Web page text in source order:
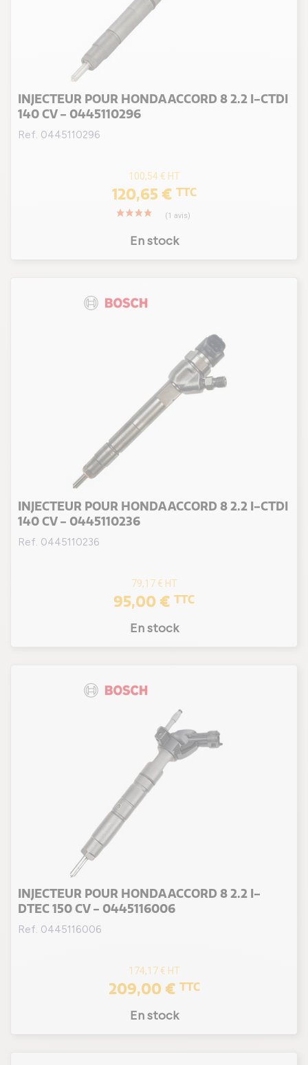
INJECTEUR POUR HONDA ACCORD 8 2.2 I-CTDI
140 CV - 0445110296
Ref. 0445110296
100,54 € HT
120,65 € TTC
En stock
INJECTEUR POUR HONDA ACCORD 8 2.2 I-CTDI
140 CV - 0445110236
Ref. 0445110236
79,17 € HT
95,00 € TTC
En stock
INJECTEUR POUR HONDA ACCORD 8 2.2 I-
DTEC 150 CV - 0445116006
Ref. 0445116006
174,17 € HT
209,00 € TTC
En stock